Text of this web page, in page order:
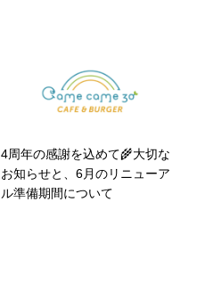
4周年の感謝を込めて🌾大切な
お知らせと、6月のリニューア
ル準備期間について